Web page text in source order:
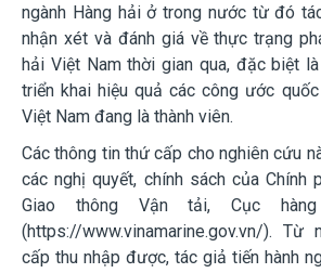
ngành Hàng hải ở trong nước từ đó
nhận xét và đánh giá về thực trạng
hải Việt Nam thời gian qua, đặc biệt
triển khai hiệu quả các công ước
Việt Nam đang là thành viên.
Các thông tin thứ cấp cho nghiên cứu
các nghị quyết, chính sách của Chính
Giao thông Vận tải, Cục
(https://www.vinamarine.gov.vn/).
cấp thu nhập được, tác giả tiến hành